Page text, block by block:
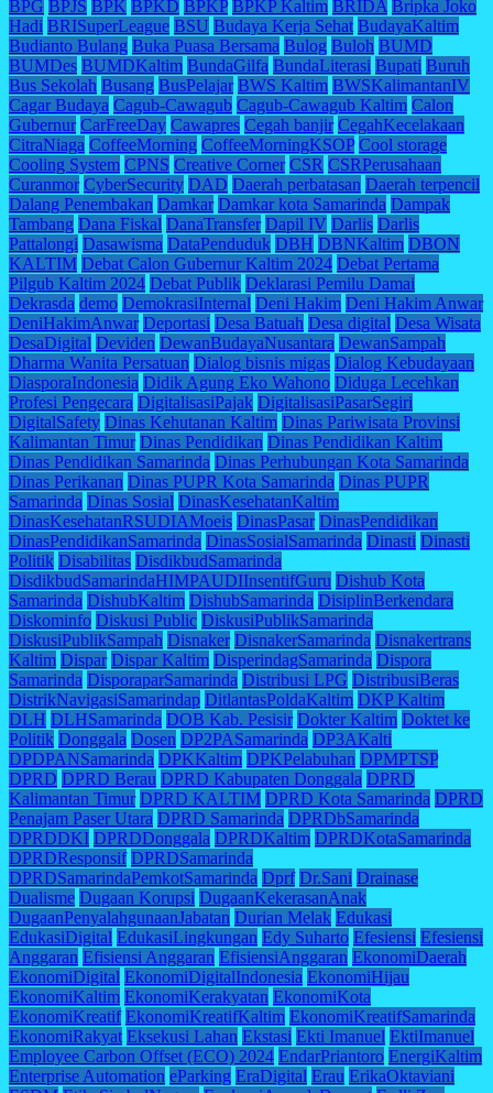
BPG BPJS BPK BPKD BPKP BPKP Kaltim BRIDA Bripka Joko
Hadi BRISuperLeague BSU Budaya Kerja Sehat BudayaKaltim
Budianto Bulang Buka Puasa Bersama Bulog Buloh BUMD
BUMDes BUMDKaltim BundaGilfa BundaLiterasi Bupati Buruh
Bus Sekolah Busang BusPelajar BWS Kaltim BWSKalimantanIV
Cagar Budaya Cagub-Cawagub Cagub-Cawagub Kaltim Calon
Gubernur CarFreeDay Cawapres Cegah banjir CegahKecelakaan
CitraNiaga CoffeeMorning CoffeeMorningKSOP Cool storage
Cooling System CPNS Creative Corner CSR CSRPerusahaan
Curanmor CyberSecurity DAD Daerah perbatasan Daerah terpencil
Dalang Penembakan Damkar Damkar kota Samarinda Dampak
Tambang Dana Fiskal DanaTransfer Dapil IV Darlis Darlis
Pattalongi Dasawisma DataPenduduk DBH DBNKaltim DBON
KALTIM Debat Calon Gubernur Kaltim 2024 Debat Pertama
Pilgub Kaltim 2024 Debat Publik Deklarasi Pemilu Damai
Dekrasda demo DemokrasiInternal Deni Hakim Deni Hakim Anwar
DeniHakimAnwar Deportasi Desa Batuah Desa digital Desa Wisata
DesaDigital Deviden DewanBudayaNusantara DewanSampah
Dharma Wanita Persatuan Dialog bisnis migas Dialog Kebudayaan
DiasporaIndonesia Didik Agung Eko Wahono Diduga Lecehkan
Profesi Pengecara DigitalisasiPajak DigitalisasiPasarSegiri
DigitalSafety Dinas Kehutanan Kaltim Dinas Pariwisata Provinsi
Kalimantan Timur Dinas Pendidikan Dinas Pendidikan Kaltim
Dinas Pendidikan Samarinda Dinas Perhubungan Kota Samarinda
Dinas Perikanan Dinas PUPR Kota Samarinda Dinas PUPR
Samarinda Dinas Sosial DinasKesehatanKaltim
DinasKesehatanRSUDIAMoeis DinasPasar DinasPendidikan
DinasPendidikanSamarinda DinasSosialSamarinda Dinasti Dinasti
Politik Disabilitas DisdikbudSamarinda
DisdikbudSamarindaHIMPAUDIInsentifGuru Dishub Kota
Samarinda DishubKaltim DishubSamarinda DisiplinBerkendara
Diskominfo Diskusi Public DiskusiPublikSamarinda
DiskusiPublikSampah Disnaker DisnakerSamarinda Disnakertrans
Kaltim Dispar Dispar Kaltim DisperindagSamarinda Dispora
Samarinda DisporaparSamarinda Distribusi LPG DistribusiBeras
DistrikNavigasiSamarindap DitlantasPoldaKaltim DKP Kaltim
DLH DLHSamarinda DOB Kab. Pesisir Dokter Kaltim Doktet ke
Politik Donggala Dosen DP2PASamarinda DP3AKalti
DPDPANSamarinda DPKKaltim DPKPelabuhan DPMPTSP
DPRD DPRD Berau DPRD Kabupaten Donggala DPRD
Kalimantan Timur DPRD KALTIM DPRD Kota Samarinda DPRD
Penajam Paser Utara DPRD Samarinda DPRDbSamarinda
DPRDDKI DPRDDonggala DPRDKaltim DPRDKotaSamarinda
DPRDResponsif DPRDSamarinda
DPRDSamarindaPemkotSamarinda Dprf Dr.Sani Drainase
Dualisme Dugaan Korupsi DugaanKekerasanAnak
DugaanPenyalahgunaanJabatan Durian Melak Edukasi
EdukasiDigital EdukasiLingkungan Edy Suharto Efesiensi Efesiensi
Anggaran Efisiensi Anggaran EfisiensiAnggaran EkonomiDaerah
EkonomiDigital EkonomiDigitalIndonesia EkonomiHijau
EkonomiKaltim EkonomiKerakyatan EkonomiKota
EkonomiKreatif EkonomiKreatifKaltim EkonomiKreatifSamarinda
EkonomiRakyat Eksekusi Lahan Ekstasi Ekti Imanuel EktiImanuel
Employee Carbon Offset (ECO) 2024 EndarPriantoro EnergiKaltim
Enterprise Automation eParking EraDigital Erau ErikaOktaviani